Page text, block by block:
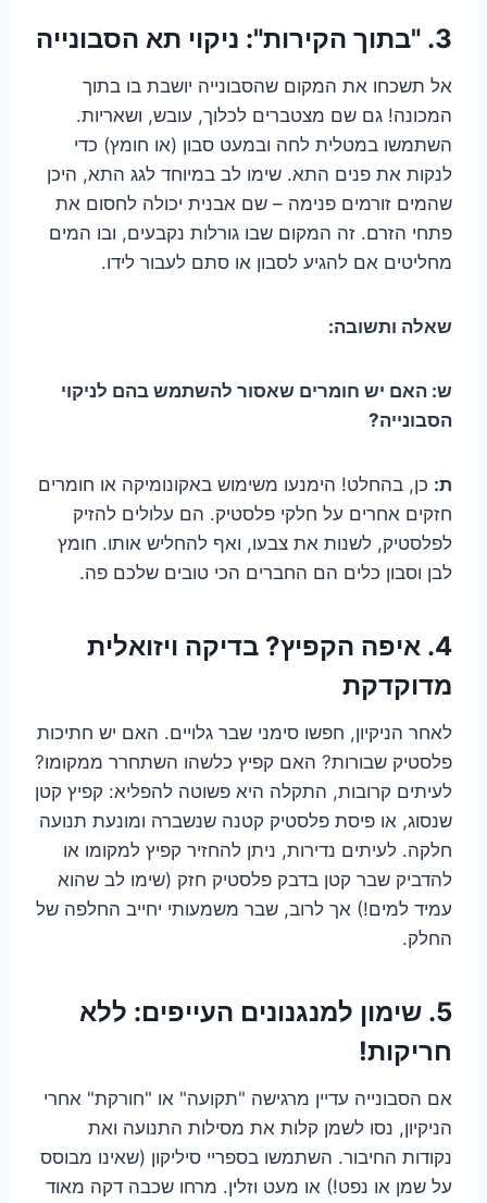
3. "בתוך הקירות": ניקוי תא הסבונייה
אל תשכחו את המקום שהסבונייה יושבת בו בתוך
המכונה! גם שם מצטברים לכלוך, עובש, ושאריות.
השתמשו במטלית לחה ובמעט סבון (או חומץ) כדי
לנקות את פנים התא. שימו לב במיוחד לגג התא, היכן
שהמים זורמים פנימה – שם אבנית יכולה לחסום את
פתחי הזרם. זה המקום שבו גורלות נקבעים, ובו המים
מחליטים אם להגיע לסבון או סתם לעבור לידו.
שאלה ותשובה:
ש: האם יש חומרים שאסור להשתמש בהם לניקוי
הסבונייה?
ת: כן, בהחלט! הימנעו משימוש באקונומיקה או חומרים
חזקים אחרים על חלקי פלסטיק. הם עלולים להזיק
לפלסטיק, לשנות את צבעו, ואף להחליש אותו. חומץ
לבן וסבון כלים הם החברים הכי טובים שלכם פה.
4. איפה הקפיץ? בדיקה ויזואלית
מדוקדקת
לאחר הניקיון, חפשו סימני שבר גלויים. האם יש חתיכות
פלסטיק שבורות? האם קפיץ כלשהו השתחרר ממקומו?
לעיתים קרובות, התקלה היא פשוטה להפליא: קפיץ קטן
שנסוג, או פיסת פלסטיק קטנה שנשברה ומונעת תנועה
חלקה. לעיתים נדירות, ניתן להחזיר קפיץ למקומו או
להדביק שבר קטן בדבק פלסטיק חזק (שימו לב שהוא
עמיד למים!) אך לרוב, שבר משמעותי יחייב החלפה של
החלק.
5. שימון למנגנונים העייפים: ללא
חריקות!
אם הסבונייה עדיין מרגישה "תקועה" או "חורקת" אחרי
הניקיון, נסו לשמן קלות את מסילות התנועה ואת
נקודות החיבור. השתמשו בספריי סיליקון (שאינו מבוסס
על שמן או נפט!) או מעט וזלין. מרחו שכבה דקה מאוד